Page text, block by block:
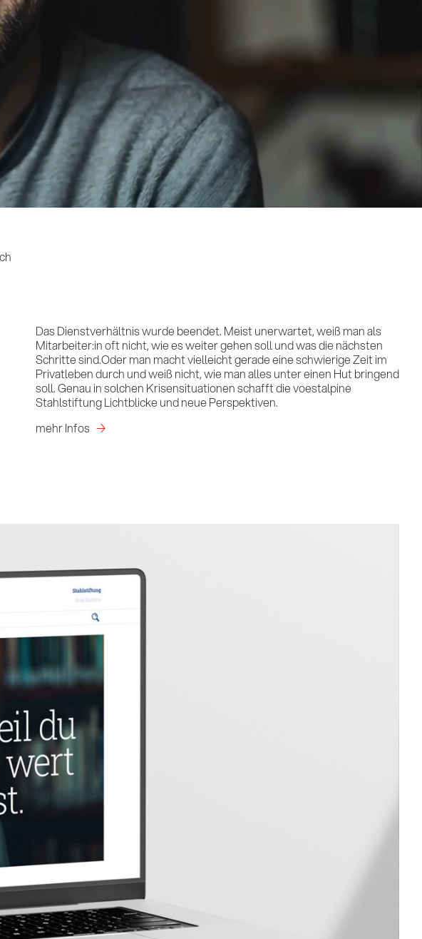
Das Dienstverhältnis wurde beendet. Meist unerwartet, weiß man als
Mitarbeiter:in oft nicht, wie es weiter gehen soll und was die nächsten
Schritte sind.Oder man macht vielleicht gerade eine schwierige Zeit im
Privatleben durch und weiß nicht, wie man alles unter einen Hut bringend
soll. Genau in solchen Krisensituationen schafft die voestalpine
Stahlstiftung Lichtblicke und neue Perspektiven.
mehr Infos